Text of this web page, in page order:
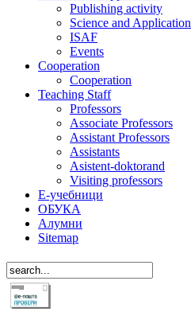
Publishing activity
Science and Application
ISAF
Events
Cooperation
Cooperation
Teaching Staff
Professors
Associate Professors
Assistant Professors
Assistants
Asistent-doktorand
Visiting professors
Е-учебници
ОБУКА
Алумни
Sitemap